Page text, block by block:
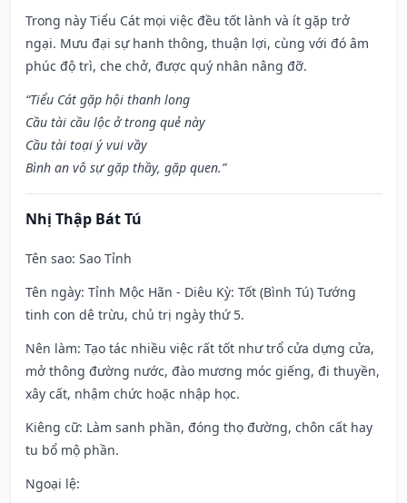
Trong này Tiểu Cát mọi việc đều tốt lành và ít gặp trở
ngại. Mưu đại sự hanh thông, thuận lợi, cùng với đó âm
phúc độ trì, che chở, được quý nhân nâng đỡ.
“Tiểu Cát gặp hội thanh long
Cầu tài cầu lộc ở trong quẻ này
Cầu tài toại ý vui vầy
Bình an vô sự gặp thầy, gặp quen.”
Nhị Thập Bát Tú
Tên sao: Sao Tỉnh
Tên ngày: Tỉnh Mộc Hãn - Diêu Kỳ: Tốt (Bình Tú) Tướng
tinh con dê trừu, chủ trị ngày thứ 5.
Nên làm: Tạo tác nhiều việc rất tốt như trổ cửa dựng cửa,
mở thông đường nước, đào mương móc giếng, đi thuyền,
xây cất, nhậm chức hoặc nhập học.
Kiêng cữ: Làm sanh phần, đóng thọ đường, chôn cất hay
tu bổ mộ phần.
Ngoại lệ: